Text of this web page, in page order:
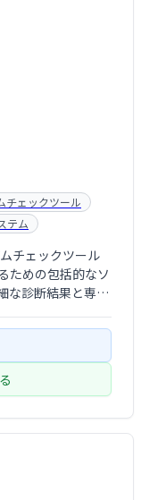
チェックツール
テム
チェックツール
ための包括的なソ
な診断結果と専門
マーケティングや